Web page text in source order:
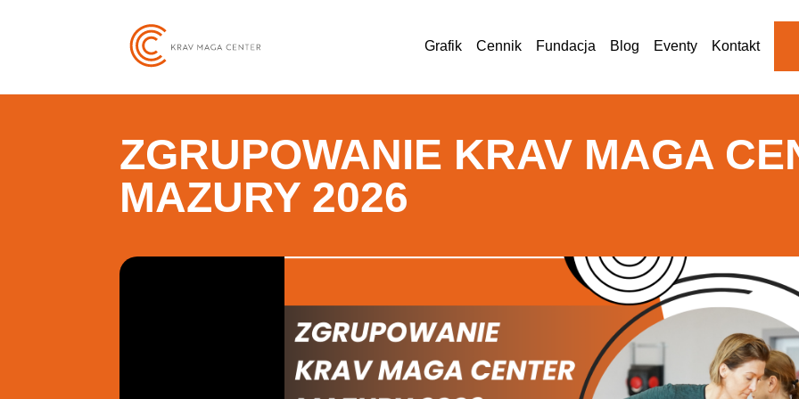
Grafik Cennik Fundacja Blog Eventy Kontakt
ZGRUPOWANIE KRAV MAGA
MAZURY 2026